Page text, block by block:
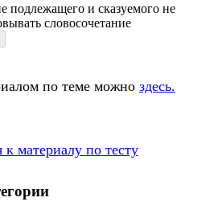
подлежащего и сказуемого не
словосочетание
по теме можно здесь.
к материалу по тесту